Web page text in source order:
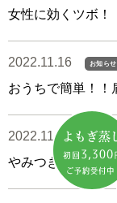
女性に効くツボ！
2022.11.16 お知らせ
おうちで簡単！！
2022.11.10 お知らせ
やみつきのパワー